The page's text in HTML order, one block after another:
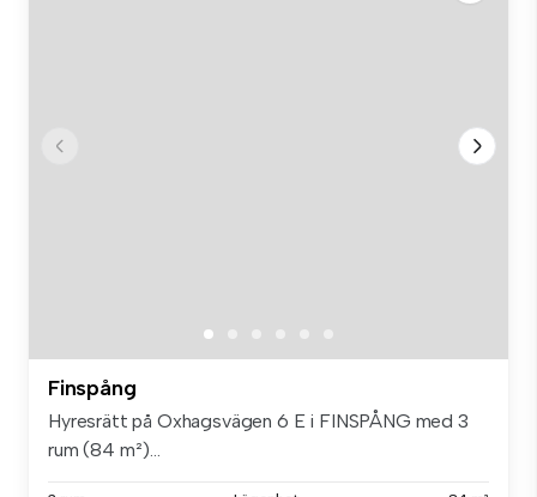
Finspång
Hyresrätt på Oxhagsvägen 6 E i FINSPÅNG med 3
rum (84 m²)...